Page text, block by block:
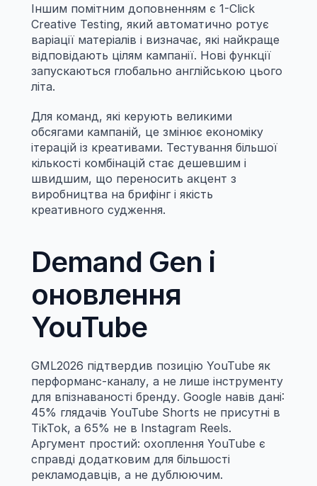
Іншим помітним доповненням є 1-Click
Creative Testing, який автоматично ротує
варіації матеріалів і визначає, які найкраще
відповідають цілям кампанії. Нові функції
запускаються глобально англійською цього
літа.
Для команд, які керують великими
обсягами кампаній, це змінює економіку
ітерацій із креативами. Тестування більшої
кількості комбінацій стає дешевшим і
швидшим, що переносить акцент з
виробництва на брифінг і якість
креативного судження.
Demand Gen і
оновлення
YouTube
GML2026 підтвердив позицію YouTube як
перформанс-каналу, а не лише інструменту
для впізнаваності бренду. Google навів дані:
45% глядачів YouTube Shorts не присутні в
TikTok, а 65% не в Instagram Reels.
Аргумент простий: охоплення YouTube є
справді додатковим для більшості
рекламодавців, а не дублюючим.